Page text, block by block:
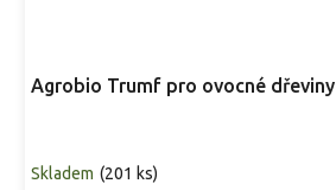
Agrobio Trumf pro ovocné dřeviny
Skladem (201 ks)